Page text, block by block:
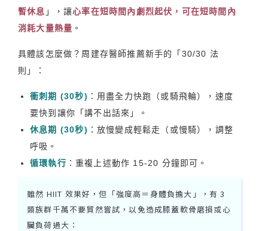
暫休息 」，讓心率在短時間內劇烈起伏，可在短時間內
消耗大量熱量 。
具體該怎麼做？周建存醫師推薦新手的「30/30 法
則」：
衝刺期 (30秒) ：用盡全力快跑（或騎飛輪），速度
要快到讓你「講不出話來」。
休息期 (30秒) ：放慢變成輕鬆走（或慢騎），調整
呼吸。
循環執行 ：重複上述動作 15-20 分鐘即可。
雖然 HIIT 效果好，但「強度高＝身體負擔大」，有 3
類族群千萬不要貿然嘗試，以免造成膝蓋軟骨磨損或心
臟負荷過大：